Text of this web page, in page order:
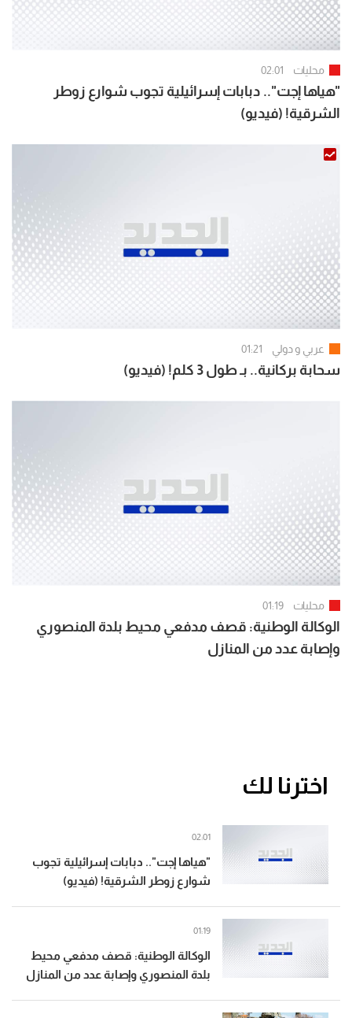
محليات 02:01
"هياها إجت".. دبابات إسرائيلية تجوب شوارع زوطر
الشرقية! (فيديو)
عربي و دولي 01:21
سحابة بركانية.. بـ طول 3 كلم! (فيديو)
محليات 01:19
الوكالة الوطنية: قصف مدفعي محيط بلدة المنصوري
وإصابة عدد من المنازل
اخترنا لك
"هياها إجت".. دبابات إسرائيلية تجوب
شوارع زوطر الشرقية! (فيديو)
02:01
الوكالة الوطنية: قصف مدفعي محيط
بلدة المنصوري وإصابة عدد من المنازل
01:19